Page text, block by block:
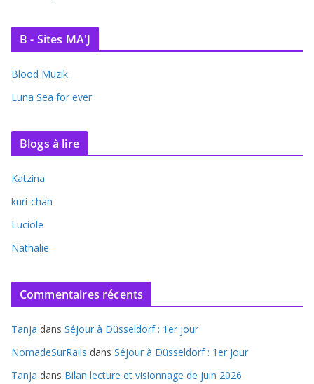
B - Sites MA'J
Blood Muzik
Luna Sea for ever
Blogs à lire
Katzina
kuri-chan
Luciole
Nathalie
Commentaires récents
Tanja dans Séjour à Düsseldorf : 1er jour
NomadeSurRails dans Séjour à Düsseldorf : 1er jour
Tanja dans Bilan lecture et visionnage de juin 2026